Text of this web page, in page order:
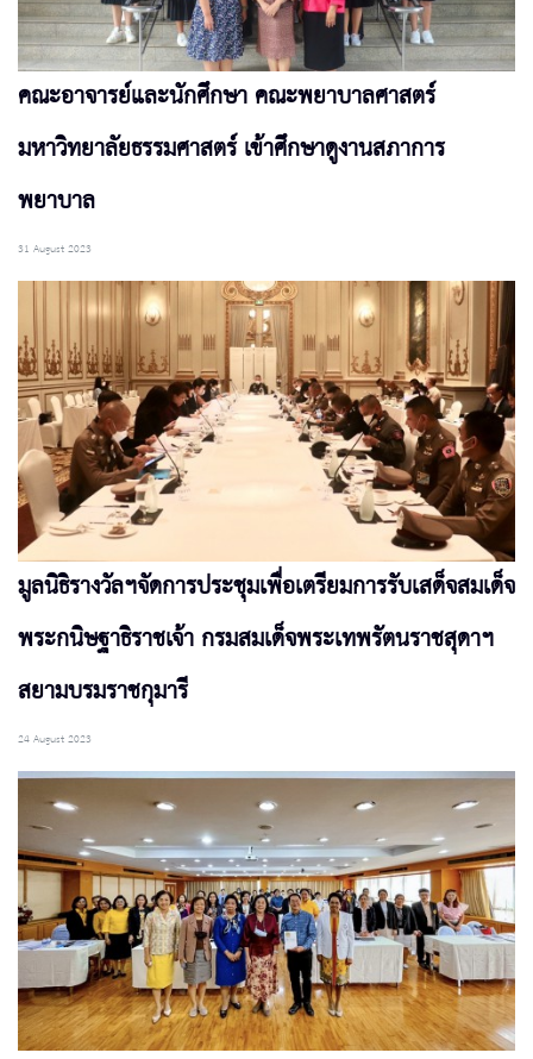
คณะอาจารย์และนักศึกษา คณะพยาบาลศาสตร์
มหาวิทยาลัยธรรมศาสตร์ เข้าศึกษาดูงานสภาการ
พยาบาล
31 August 2023
มูลนิธิรางวัลฯจัดการประชุมเพื่อเตรียมการรับเสด็จสมเด็จ
พระกนิษฐาธิราชเจ้า กรมสมเด็จพระเทพรัตนราชสุดาฯ
สยามบรมราชกุมารี
24 August 2023